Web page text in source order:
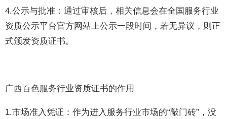
4.公示与批准：通过审核后，相关信息会在全国服务行业
资质公示平台官方网站上公示一段时间，若无异议，则正
式颁发资质证书。
广西百色服务行业资质证书的作用
1.市场准入凭证：作为进入服务行业市场的“敲门砖”，没